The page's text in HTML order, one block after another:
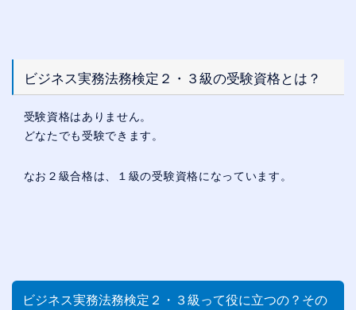
ビジネス実務法務検定２・３級の受験資格とは？
受験資格はありません。
どなたでも受験できます。
なお２級合格は、１級の受験資格になっています。
ビジネス実務法務検定２・３級って役に立つの？その